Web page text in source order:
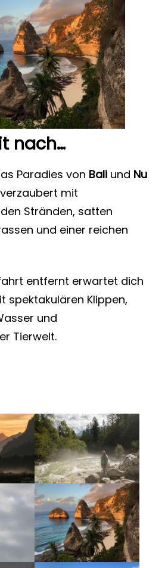
nach…
Paradies von Bali und Nu
mit
Stränden, satten
und einer reichen
entfernt erwartet dich
spektakulären Klippen,
und
Tierwelt.